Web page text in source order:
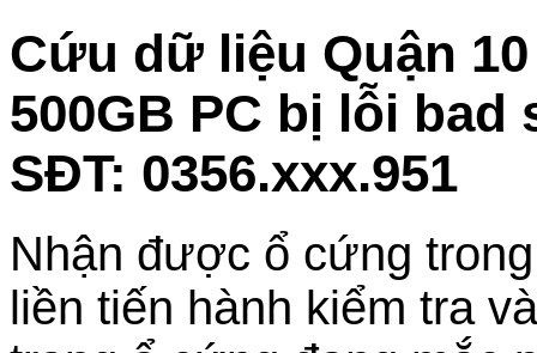
Cứu dữ liệu Quận
500GB PC bị lỗi bad
SĐT: 0356.xxx.951
Nhận được ổ cứng
liền tiến hành kiểm tra